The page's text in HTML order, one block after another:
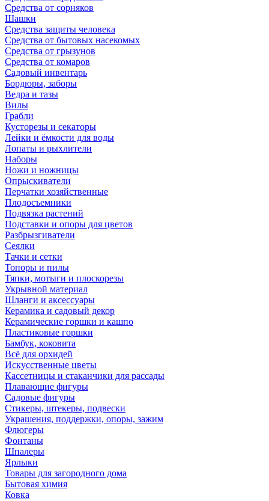
Средства от сорняков
Шашки
Средства защиты человека
Средства от бытовых насекомых
Средства от грызунов
Средства от комаров
Садовый инвентарь
Бордюры, заборы
Ведра и тазы
Вилы
Грабли
Кусторезы и секаторы
Лейки и ёмкости для воды
Лопаты и рыхлители
Наборы
Ножи и ножницы
Опрыскиватели
Перчатки хозяйственные
Плодосъемники
Подвязка растений
Подставки и опоры для цветов
Разбрызгиватели
Сеялки
Тачки и сетки
Топоры и пилы
Тяпки, мотыги и плоскорезы
Укрывной материал
Шланги и аксессуары
Керамика и садовый декор
Керамические горшки и кашпо
Пластиковые горшки
Бамбук, коковита
Всё для орхидей
Искусственные цветы
Кассетницы и стаканчики для рассады
Плавающие фигуры
Садовые фигуры
Стикеры, штекеры, подвески
Украшения, поддержки, опоры, зажим
Флюгеры
Фонтаны
Шпалеры
Ярлыки
Товары для загородного дома
Бытовая химия
Ковка